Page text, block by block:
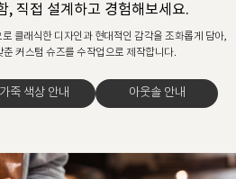
, 직접 설계하고 경험해보세요.
클래식한 디자인과 현대적인 감각을 조화롭게 담아,
커스텀 슈즈를 수작업으로 제작합니다.
가죽 색상 안내 아웃솔 안내